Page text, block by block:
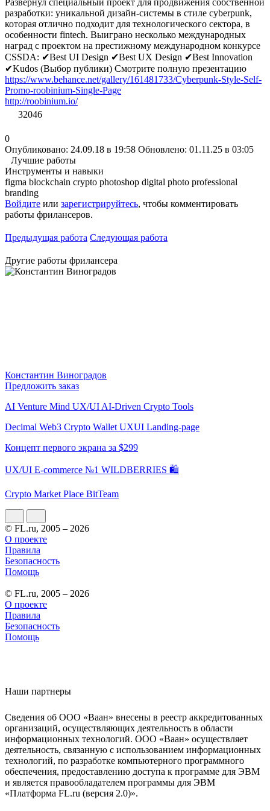
разработки: уникальной дизайн-системы в стиле cyberpunk,
которая отлично подходит для технологического сектора, в
особенности fintech. Выиграно несколько международных
наград с проектом на престижному международном конкурсе
CSSDA: ✔Best UI Design ✔Best UX Design ✔Best Innovation
✔Kudos (Выбор публики) Смотрите полную презентацию
https://www.behance.net/gallery/161481733/Cyberpunk-Style-Self-
Promo-roobinium-Single-Page
http://roobinium.io/
32046
0
Опубликовано: 24.09.18 в 19:58 Обновлено: 01.11.25 в 03:05
Лучшие работы
Инструменты и навыки
figma blockchain crypto photoshop digital photo professional
branding
Войдите или зарегистрируйтесь, чтобы комментировать
работы фрилансеров.
Предыдущая работа Следующая работа
Другие работы фрилансера
Константин Виноградов
Предложить заказ
AI Venture Mind UX/UI AI-Driven Crypto Tools
Decimal Web3 Crypto Wallet UXUI Landing-page
Концепт первого экрана за $299
UX/UI E-commerce №1 WILDBERRIES 🛍
Crypto Market Place BitTeam
© FL.ru, 2005 – 2026
О проекте
Правила
Безопасность
Помощь
© FL.ru, 2005 – 2026
О проекте
Правила
Безопасность
Помощь
Наши партнеры
Сведения об ООО «Ваан» внесены в реестр аккредитованных
организаций, осуществляющих деятельность в области
информационных технологий. ООО «Ваан» осуществляет
деятельность, связанную с использованием информационных
технологий, по разработке компьютерного программного
обеспечения, предоставлению доступа к программе для ЭВМ
и является правообладателем программы для ЭВМ
«Платформа FL.ru (версия 2.0)».